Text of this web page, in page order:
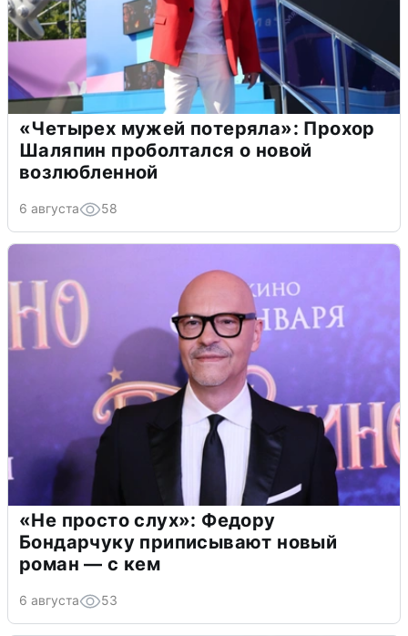
«Четырех мужей потеряла»: Прохор
Шаляпин проболтался о новой
возлюбленной
6 августа 58
«Не просто слух»: Федору
Бондарчуку приписывают новый
роман — с кем
6 августа 53